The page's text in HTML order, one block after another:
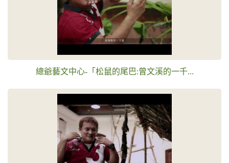
總爺藝文中心-「松鼠的尾巴:曾文溪的一千...